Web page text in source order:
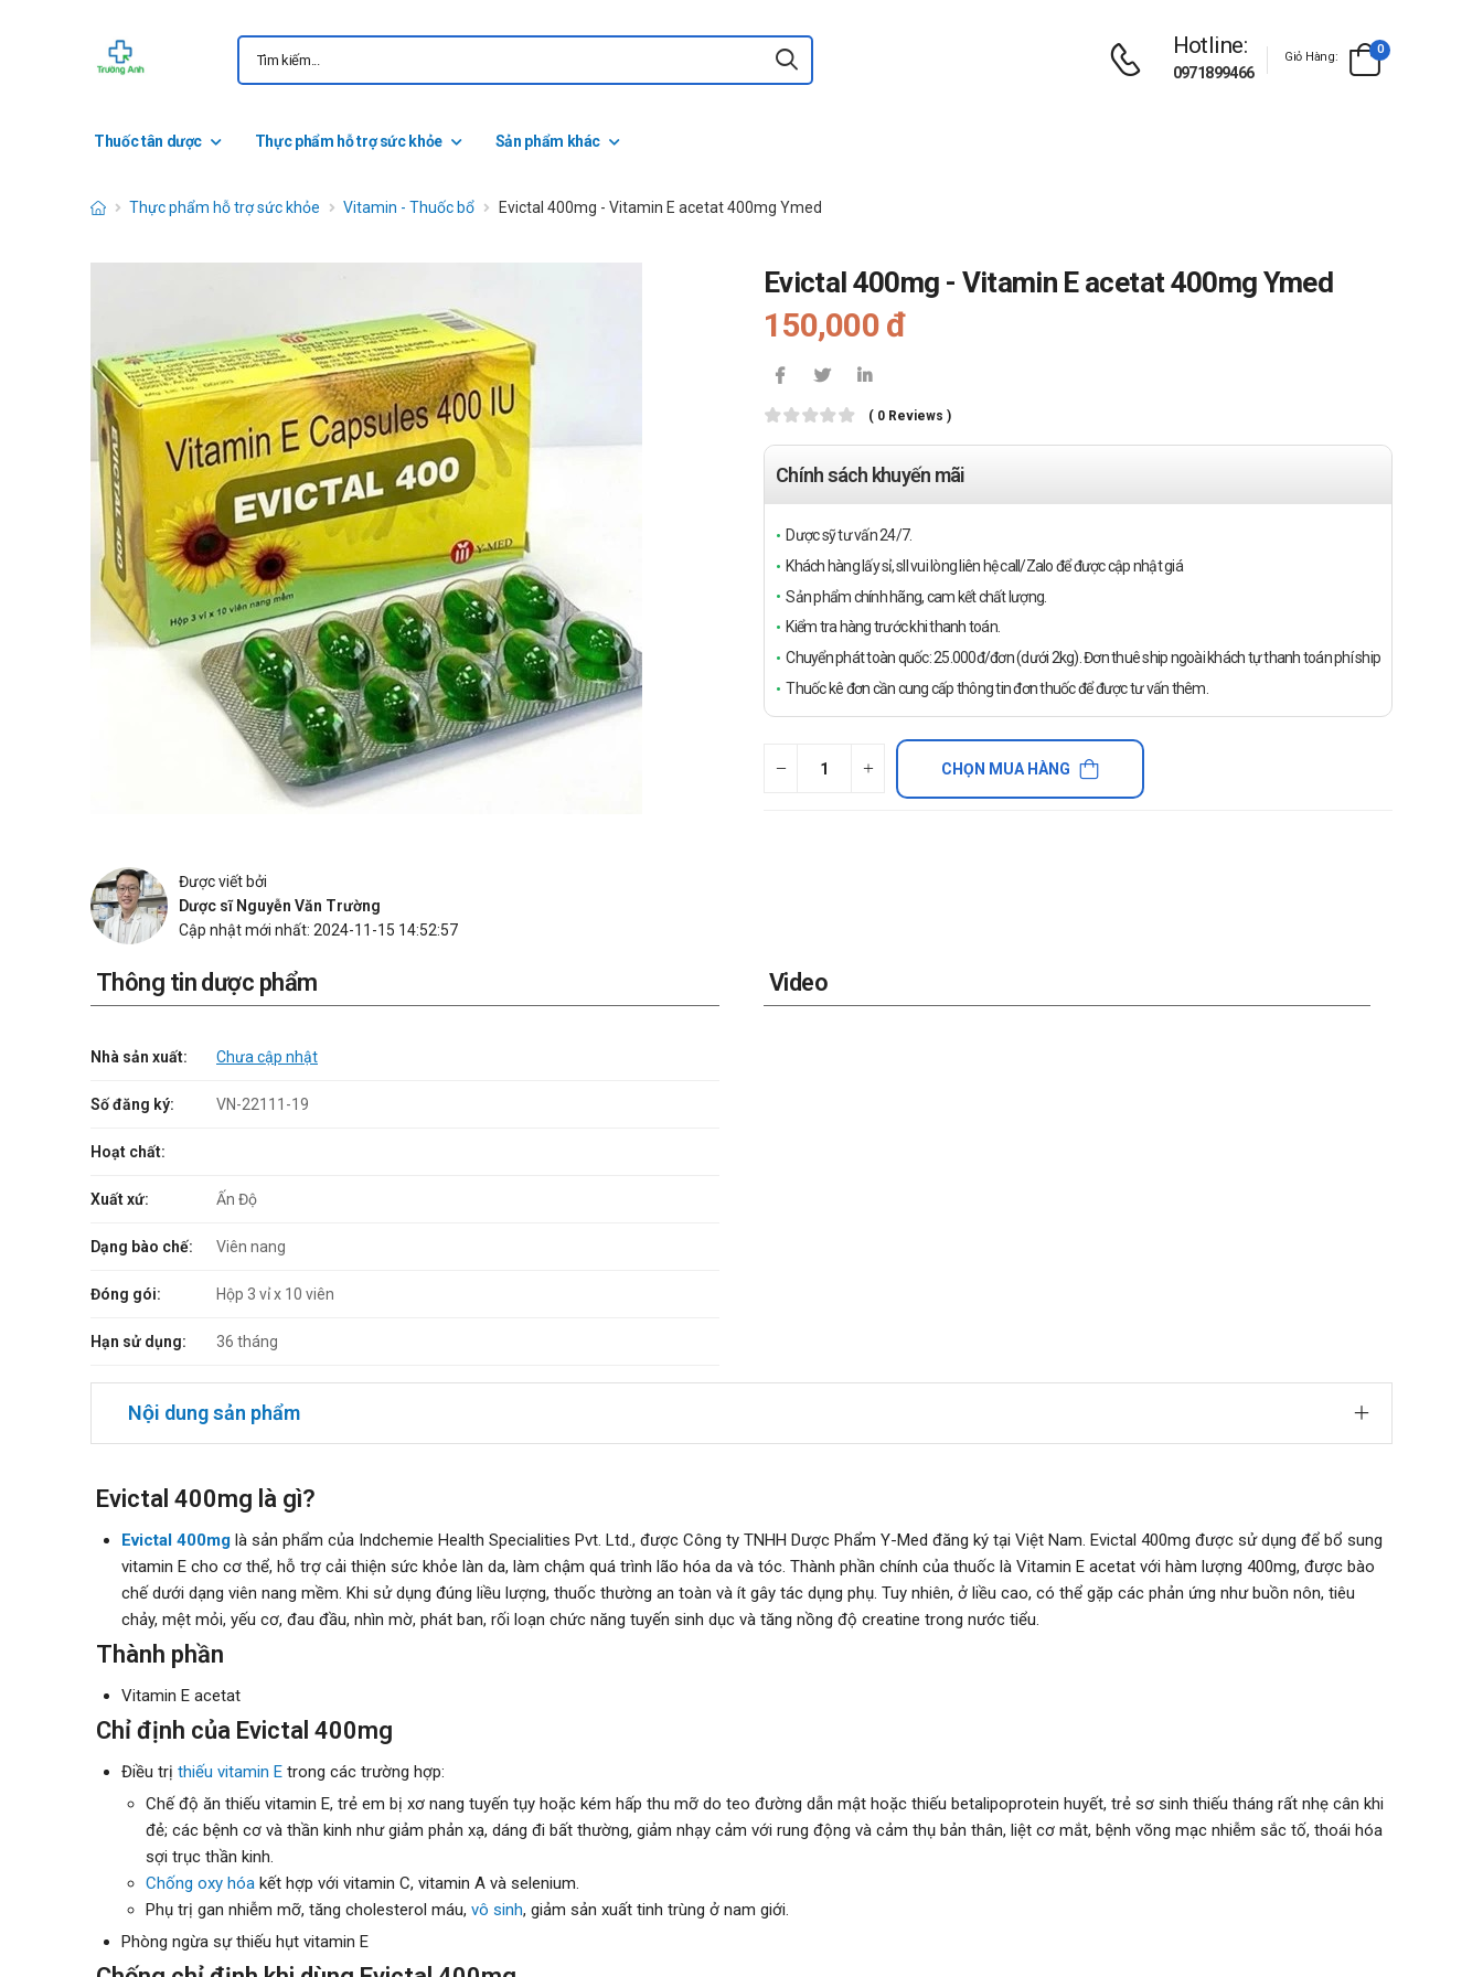
Hotline:
0971899466
Giỏ Hàng:
0
Thuốc tân dược Thực phẩm hỗ trợ sức khỏe Sản phẩm khác
Thực phẩm hỗ trợ sức khỏe Vitamin - Thuốc bổ Evictal 400mg - Vitamin E acetat 400mg Ymed
Evictal 400mg - Vitamin E acetat 400mg Ymed
150,000 đ
( 0 Reviews )
Chính sách khuyến mãi
Dược sỹ tư vấn 24/7.
Khách hàng lấy sỉ, sll vui lòng liên hệ call/Zalo để được cập nhật giá
Sản phẩm chính hãng, cam kết chất lượng.
Kiểm tra hàng trước khi thanh toán.
Chuyển phát toàn quốc: 25.000đ/đơn (dưới 2kg). Đơn thuê ship ngoài khách tự thanh toán phí ship
Thuốc kê đơn cần cung cấp thông tin đơn thuốc để được tư vấn thêm.
CHỌN MUA HÀNG
Được viết bởi
Dược sĩ Nguyễn Văn Trường
Cập nhật mới nhất: 2024-11-15 14:52:57
Thông tin dược phẩm
Nhà sản xuất: Chưa cập nhật
Số đăng ký: VN-22111-19
Hoạt chất:
Xuất xứ: Ấn Độ
Dạng bào chế: Viên nang
Đóng gói: Hộp 3 vỉ x 10 viên
Hạn sử dụng: 36 tháng
Video
Nội dung sản phẩm
Evictal 400mg là gì?
Evictal 400mglà sản phẩm của Indchemie Health Specialities Pvt. Ltd., được Công ty TNHH Dược Phẩm Y-Med đăng ký tại Việt Nam. Evictal 400mg được sử dụng để bổ sung
vitamin E cho cơ thể, hỗ trợ cải thiện sức khỏe làn da, làm chậm quá trình lão hóa da và tóc. Thành phần chính của thuốc là Vitamin E acetat với hàm lượng 400mg, được bào
chế dưới dạng viên nang mềm. Khi sử dụng đúng liều lượng, thuốc thường an toàn và ít gây tác dụng phụ. Tuy nhiên, ở liều cao, có thể gặp các phản ứng như buồn nôn, tiêu
chảy, mệt mỏi, yếu cơ, đau đầu, nhìn mờ, phát ban, rối loạn chức năng tuyến sinh dục và tăng nồng độ creatine trong nước tiểu.
Thành phần
Vitamin E acetat
Chỉ định của Evictal 400mg
Điều trị thiếu vitamin Etrong các trường hợp:
Chế độ ăn thiếu vitamin E, trẻ em bị xơ nang tuyến tụy hoặc kém hấp thu mỡ do teo đường dẫn mật hoặc thiếu betalipoprotein huyết, trẻ sơ sinh thiếu tháng rất nhẹ cân khi
đẻ; các bệnh cơ và thần kinh như giảm phản xạ, dáng đi bất thường, giảm nhạy cảm với rung động và cảm thụ bản thân, liệt cơ mắt, bệnh võng mạc nhiễm sắc tố, thoái hóa
sợi trục thần kinh.
Chống oxy hóa kết hợp với vitamin C, vitamin A và selenium.
Phụ trị gan nhiễm mỡ, tăng cholesterol máu, vô sinh, giảm sản xuất tinh trùng ở nam giới.
Phòng ngừa sự thiếu hụt vitamin E